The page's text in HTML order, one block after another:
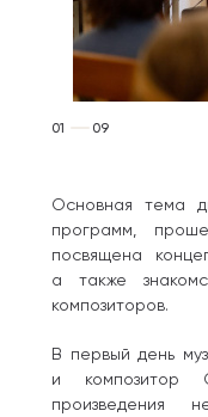
01 09
Основная тема
программ,
посвящена
а также
композиторов.
В первый день
и композитор
произведения